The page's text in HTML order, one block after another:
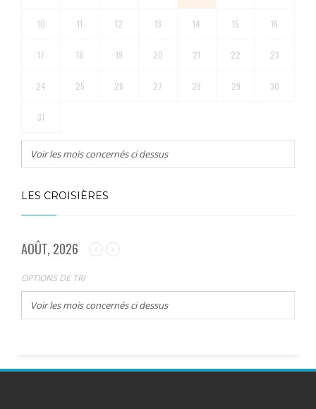
10 11 12 13 14 15 16
17 18 19 20 21 22 23
24 25 26 27 28 29 30
31
Voir les mois concernés ci dessus
LES CROISIÈRES
AOÛT, 2026
OPTIONS DE TRI
Voir les mois concernés ci dessus